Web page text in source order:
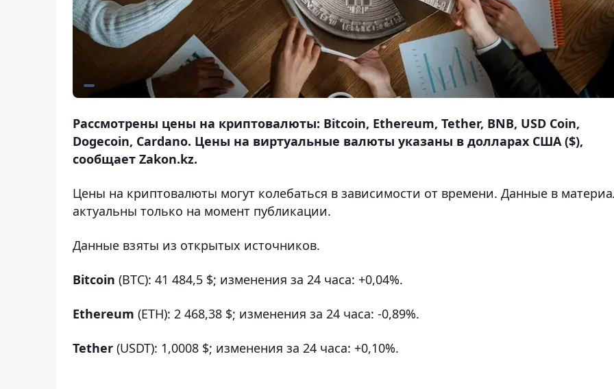
Рассмотрены цены на криптовалюты: Bitcoin, Ethereum, Tether, BNB, USD Coin,
Dogecoin, Cardano. Цены на виртуальные валюты указаны в долларах США ($),
сообщает Zakon.kz.
Цены на криптовалюты могут колебаться в зависимости от времени. Данные в
актуальны только на момент публикации.
Данные взяты из открытых источников.
Bitcoin (BTC): 41 484,5 $; изменения за 24 часа: +0,04%.
Ethereum (ETH): 2 468,38 $; изменения за 24 часа: -0,89%.
Tether (USDT): 1,0008 $; изменения за 24 часа: +0,10%.